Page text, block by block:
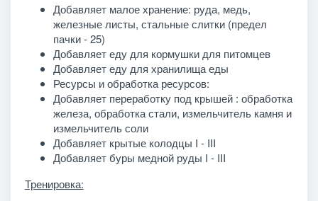
Добавляет малое хранение: руда, медь,
железные листы, стальные слитки (предел
пачки - 25)
Добавляет еду для кормушки для питомцев
Добавляет еду для хранилища еды
Ресурсы и обработка ресурсов:
Добавляет переработку под крышей : обработка
железа, обработка стали, измельчитель камня и
измельчитель соли
Добавляет крытые колодцы I - III
Добавляет буры медной руды I - III
Тренировка: